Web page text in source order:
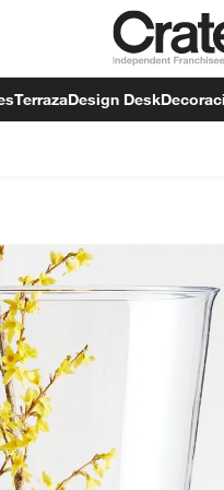
TerrazaDesign Desk